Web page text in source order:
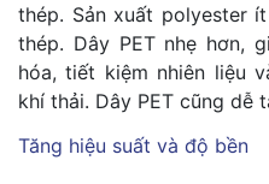
thép. Sản xuất polyester
thép. Dây PET nhẹ hơn,
hóa, tiết kiệm nhiên liệu
khí thải. Dây PET cũng dễ
Tăng hiệu suất và độ bền